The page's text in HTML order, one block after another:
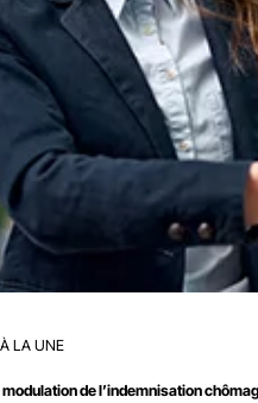
LA UNE
de l’indemnisation